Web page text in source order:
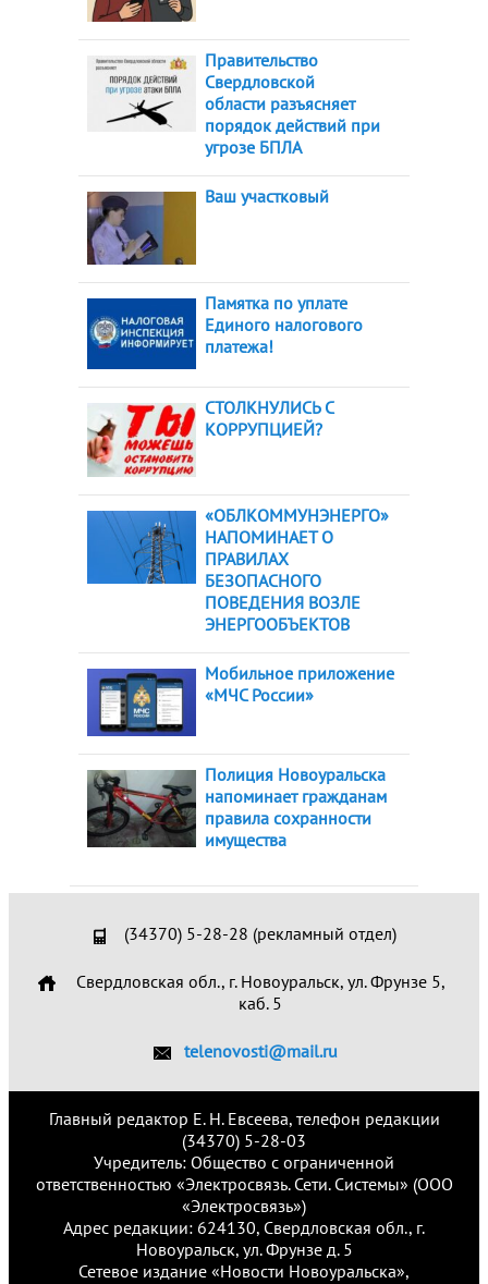
Правительство
Свердловской
области разъясняет
порядок действий при
угрозе БПЛА
Ваш участковый
Памятка по уплате
Единого налогового
платежа!
СТОЛКНУЛИСЬ С
КОРРУПЦИЕЙ?
«ОБЛКОММУНЭНЕРГО»
НАПОМИНАЕТ О
ПРАВИЛАХ
БЕЗОПАСНОГО
ПОВЕДЕНИЯ ВОЗЛЕ
ЭНЕРГООБЪЕКТОВ
Мобильное приложение
«МЧС России»
Полиция Новоуральска
напоминает гражданам
правила сохранности
имущества
(34370) 5-28-28 (рекламный отдел)
Свердловская обл., г. Новоуральск, ул. Фрунзе 5,
каб. 5
telenovosti@mail.ru
Главный редактор Е. Н. Евсеева, телефон редакции
(34370) 5-28-03
Учредитель: Общество с ограниченной
ответственностью «Электросвязь. Сети. Системы» (ООО
«Электросвязь»)
Адрес редакции: 624130, Свердловская обл., г.
Новоуральск, ул. Фрунзе д. 5
Сетевое издание «Новости Новоуральска»,